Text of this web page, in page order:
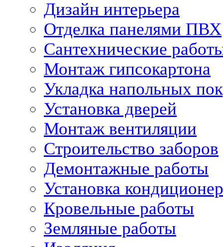
Дизайн интерьера
Отделка панелями ПВХ
Сантехнические
Монтаж гипсокартона
Укладка напольных
Установка дверей
Монтаж вентиляции
Строительство заборов
Демонтажные работы
Установка
Кровельные работы
Земляные работы